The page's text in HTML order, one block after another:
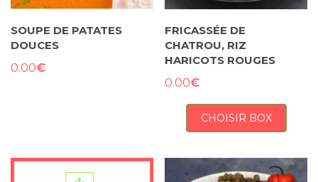
SOUPE DE PATATES
DOUCES
0.00€
FRICASSÉE DE
CHATROU, RIZ
HARICOTS ROUGES
0.00€
CHOISIR BOX